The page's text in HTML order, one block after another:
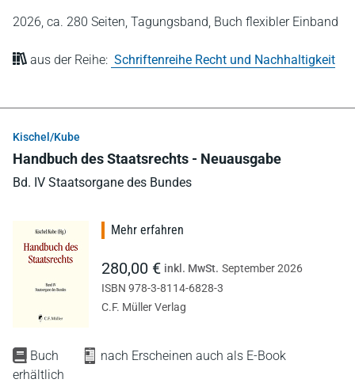
2026, ca. 280 Seiten, Tagungsband, Buch flexibler Einband
aus der Reihe: Schriftenreihe Recht und Nachhaltigkeit
Kischel/Kube
Handbuch des Staatsrechts - Neuausgabe
Bd. IV Staatsorgane des Bundes
Buch
nach Erscheinen auch als E-Book
erhältlich
Mehr erfahren
280,00 € inkl. MwSt. September 2026
ISBN 978-3-8114-6828-3
C.F. Müller Verlag